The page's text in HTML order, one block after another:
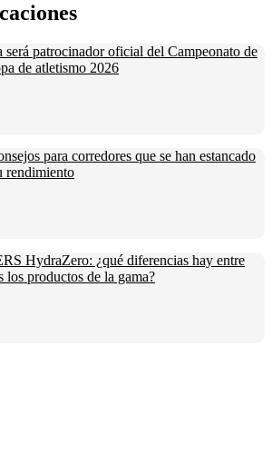
será patrocinador oficial del Campeonato de
de atletismo 2026
para corredores que se han estancado
rendimiento
HydraZero: ¿qué diferencias hay entre
los productos de la gama?